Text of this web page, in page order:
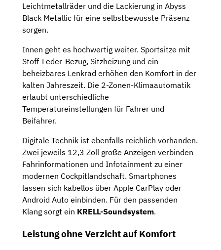
Leichtmetallräder und die Lackierung in Abyss
Black Metallic für eine selbstbewusste Präsenz
sorgen.
Innen geht es hochwertig weiter. Sportsitze mit
Stoff-Leder-Bezug, Sitzheizung und ein
beheizbares Lenkrad erhöhen den Komfort in der
kalten Jahreszeit. Die 2-Zonen-Klimaautomatik
erlaubt unterschiedliche
Temperatureinstellungen für Fahrer und
Beifahrer.
Digitale Technik ist ebenfalls reichlich vorhanden.
Zwei jeweils 12,3 Zoll große Anzeigen verbinden
Fahrinformationen und Infotainment zu einer
modernen Cockpitlandschaft. Smartphones
lassen sich kabellos über Apple CarPlay oder
Android Auto einbinden. Für den passenden
Klang sorgt ein KRELL-Soundsystem.
Leistung ohne Verzicht auf Komfort